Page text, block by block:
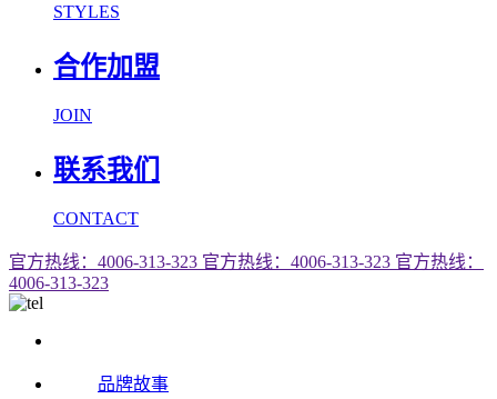
STYLES
合作加盟
JOIN
联系我们
CONTACT
官方热线：4006-313-323 官方热线：4006-313-323 官方热线：
4006-313-323
品牌故事